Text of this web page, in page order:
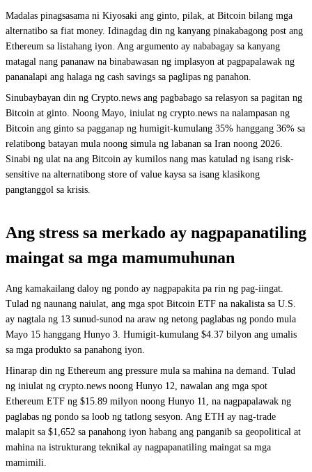
Madalas pinagsasama ni Kiyosaki ang ginto, pilak, at Bitcoin bilang mga
alternatibo sa fiat money. Idinagdag din ng kanyang pinakabagong post ang
Ethereum sa listahang iyon. Ang argumento ay nababagay sa kanyang
matagal nang pananaw na binabawasan ng implasyon at pagpapalawak ng
pananalapi ang halaga ng cash savings sa paglipas ng panahon.
Sinubaybayan din ng Crypto.news ang pagbabago sa relasyon sa pagitan ng
Bitcoin at ginto. Noong Mayo, iniulat ng crypto.news na nalampasan ng
Bitcoin ang ginto sa pagganap ng humigit-kumulang 35% hanggang 36% sa
relatibong batayan mula noong simula ng labanan sa Iran noong 2026.
Sinabi ng ulat na ang Bitcoin ay kumilos nang mas katulad ng isang risk-
sensitive na alternatibong store of value kaysa sa isang klasikong
pangtanggol sa krisis.
Ang stress sa merkado ay nagpapanatiling
maingat sa mga mamumuhunan
Ang kamakailang daloy ng pondo ay nagpapakita pa rin ng pag-iingat.
Tulad ng naunang naiulat, ang mga spot Bitcoin ETF na nakalista sa U.S.
ay nagtala ng 13 sunud-sunod na araw ng netong paglabas ng pondo mula
Mayo 15 hanggang Hunyo 3. Humigit-kumulang $4.37 bilyon ang umalis
sa mga produkto sa panahong iyon.
Hinarap din ng Ethereum ang pressure mula sa mahina na demand. Tulad
ng iniulat ng crypto.news noong Hunyo 12, nawalan ang mga spot
Ethereum ETF ng $15.89 milyon noong Hunyo 11, na nagpapalawak ng
paglabas ng pondo sa loob ng tatlong sesyon. Ang ETH ay nag-trade
malapit sa $1,652 sa panahong iyon habang ang panganib sa geopolitical at
mahina na istrukturang teknikal ay nagpapanatiling maingat sa mga
mamimili.